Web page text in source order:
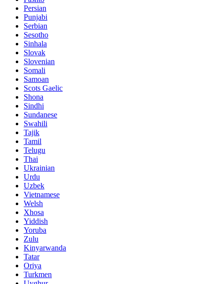
Persian
Punjabi
Serbian
Sesotho
Sinhala
Slovak
Slovenian
Somali
Samoan
Scots Gaelic
Shona
Sindhi
Sundanese
Swahili
Tajik
Tamil
Telugu
Thai
Ukrainian
Urdu
Uzbek
Vietnamese
Welsh
Xhosa
Yiddish
Yoruba
Zulu
Kinyarwanda
Tatar
Oriya
Turkmen